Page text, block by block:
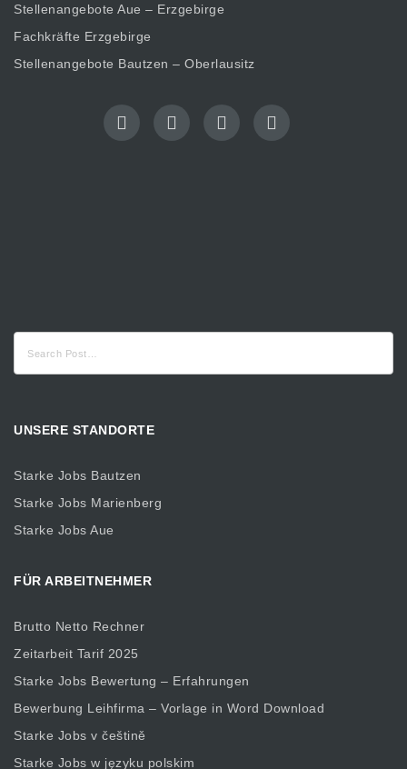
Stellenangebote Aue – Erzgebirge
Fachkräfte Erzgebirge
Stellenangebote Bautzen – Oberlausitz
nach:
UNSERE STANDORTE
Starke Jobs Bautzen
Starke Jobs Marienberg
Starke Jobs Aue
FÜR ARBEITNEHMER
Brutto Netto Rechner
Zeitarbeit Tarif 2025
Starke Jobs Bewertung – Erfahrungen
Bewerbung Leihfirma – Vorlage in Word Download
Starke Jobs v češtině
Starke Jobs w języku polskim